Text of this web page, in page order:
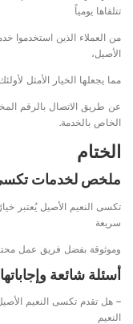
تتلقاها يومياً
من العملاء الذين استخدموا
الأصيل،
مما يجعلها الخيار الأمثل
عن طريق الاتصال بالرقم
الخاص بالخدمة.
الختام
ملخص لخدمات تكسى
تكسى النعيم الأصيل يُعتبر
سريعة
وموثوقة بفضل فريق عمل
أسئلة شائعة وإجاباتها
– هل تقدم تكسى النعيم
النعيم